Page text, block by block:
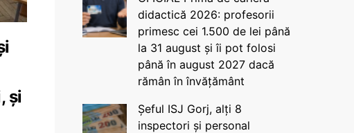
și
didactică 2026: profesorii
primesc cei 1.500 de lei până
la 31 august și îi pot folosi
până în august 2027 dacă
rămân în învățământ
Șeful ISJ Gorj, alți 8
inspectori și personal